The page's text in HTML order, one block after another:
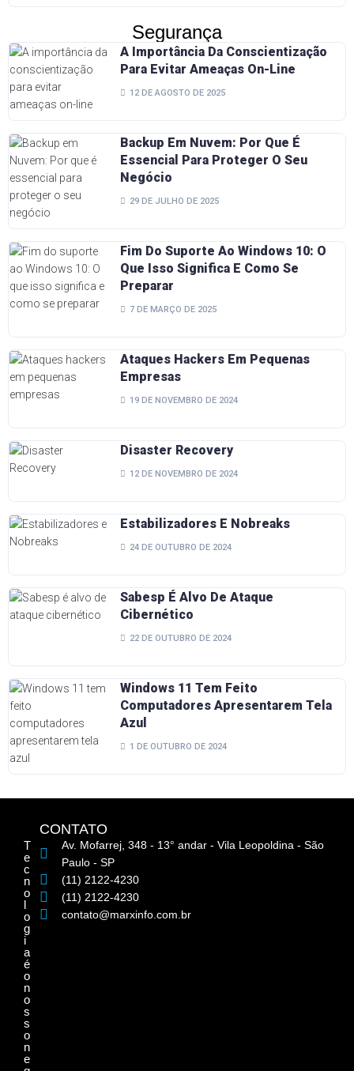
Segurança
A Importância Da Conscientização
Para Evitar Ameaças On-Line
12 DE AGOSTO DE 2025
Backup Em Nuvem: Por Que É
Essencial Para Proteger O Seu
Negócio
29 DE JULHO DE 2025
Fim Do Suporte Ao Windows 10: O
Que Isso Significa E Como Se
Preparar
7 DE MARÇO DE 2025
Ataques Hackers Em Pequenas
Empresas
19 DE NOVEMBRO DE 2024
Disaster Recovery
12 DE NOVEMBRO DE 2024
Estabilizadores E Nobreaks
24 DE OUTUBRO DE 2024
Sabesp É Alvo De Ataque
Cibernético
22 DE OUTUBRO DE 2024
Windows 11 Tem Feito
Computadores Apresentarem Tela
Azul
1 DE OUTUBRO DE 2024
T
e
c
n
o
l
o
g
i
a
é
o
n
o
s
s
o
n
e
CONTATO
Av. Mofarrej, 348 - 13° andar - Vila Leopoldina - São
Paulo - SP
(11) 2122-4230
(11) 2122-4230
contato@marxinfo.com.br